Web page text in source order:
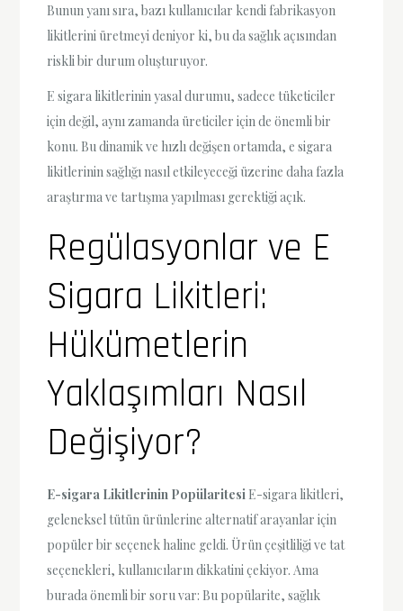
Bunun yanı sıra, bazı kullanıcılar kendi fabrikasyon
likitlerini üretmeyi deniyor ki, bu da sağlık açısından
riskli bir durum oluşturuyor.
E sigara likitlerinin yasal durumu, sadece tüketiciler
için değil, aynı zamanda üreticiler için de önemli bir
konu. Bu dinamik ve hızlı değişen ortamda, e sigara
likitlerinin sağlığı nasıl etkileyeceği üzerine daha fazla
araştırma ve tartışma yapılması gerektiği açık.
Regülasyonlar ve E
Sigara Likitleri:
Hükümetlerin
Yaklaşımları Nasıl
Değişiyor?
E-sigara Likitlerinin Popülaritesi E-sigara likitleri,
geleneksel tütün ürünlerine alternatif arayanlar için
popüler bir seçenek haline geldi. Ürün çeşitliliği ve tat
seçenekleri, kullanıcıların dikkatini çekiyor. Ama
burada önemli bir soru var: Bu popülarite, sağlık